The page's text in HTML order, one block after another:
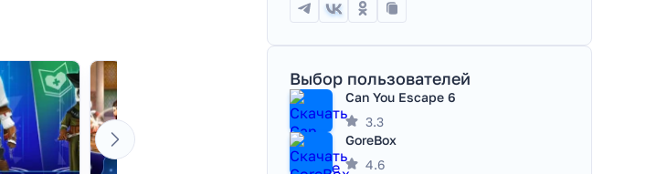
Выбор пользователей
Can You Escape 6
3.3
GoreBox
4.6